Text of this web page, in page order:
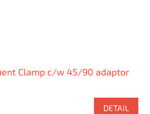
Clamp c/w 45/90 adaptor
DETAIL